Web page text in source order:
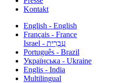
Kontakt
English - English
Français - France
עִבְרִית - Israel
Português - Brazil
Українська - Ukraine
Englis - India
Multilingual